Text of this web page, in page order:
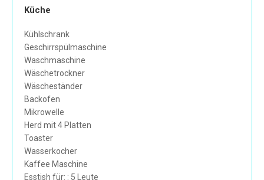
Küche
Kühlschrank
Geschirrspülmaschine
Waschmaschine
Wäschetrockner
Wäscheständer
Backofen
Mikrowelle
Herd mit 4 Platten
Toaster
Wasserkocher
Kaffee Maschine
Esstish für: : 5 Leute